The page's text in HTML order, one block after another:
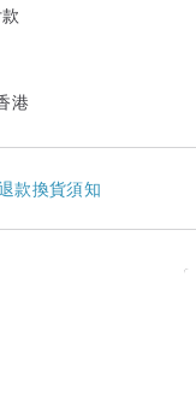
港
款換貨須知